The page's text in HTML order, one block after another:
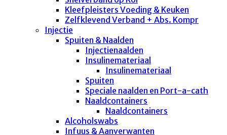
Kleefpleisters Voeding & Keuken
Zelfklevend Verband + Abs. Kompr
Injectie
Spuiten & Naalden
Injectienaalden
Insulinemateriaal
Insulinemateriaal
Spuiten
Speciale naalden en Port-a-cath
Naaldcontainers
Naaldcontainers
Alcoholswabs
Infuus & Aanverwanten